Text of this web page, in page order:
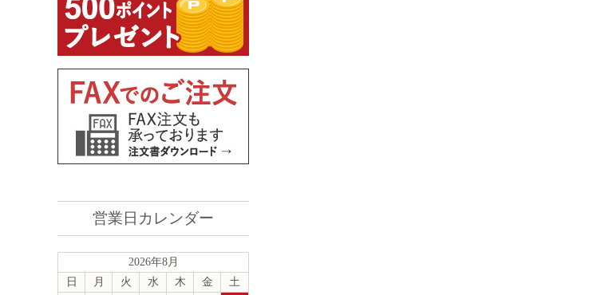
営業日カレンダー
2026年8月
日
月 火 水 木 金
土